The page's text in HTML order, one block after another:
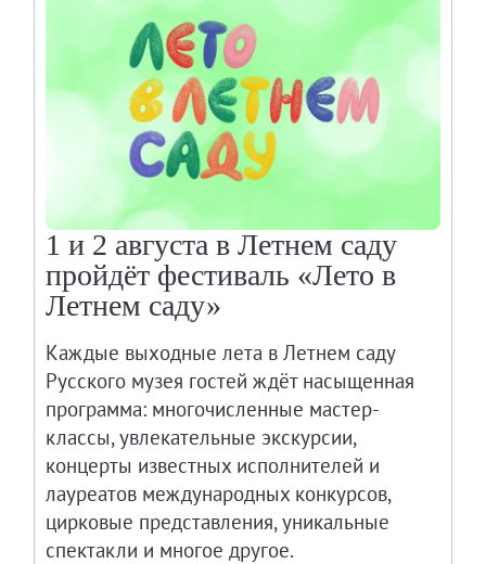
1 и 2 августа в Летнем саду
пройдёт фестиваль «Лето в
Летнем саду»
Каждые выходные лета в Летнем саду
Русского музея гостей ждёт насыщенная
программа: многочисленные мастер-
классы, увлекательные экскурсии,
концерты известных исполнителей и
лауреатов международных конкурсов,
цирковые представления, уникальные
спектакли и многое другое.